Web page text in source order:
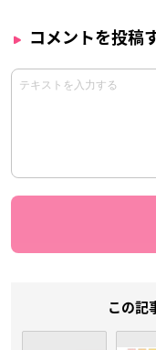
コメントを投稿
この記